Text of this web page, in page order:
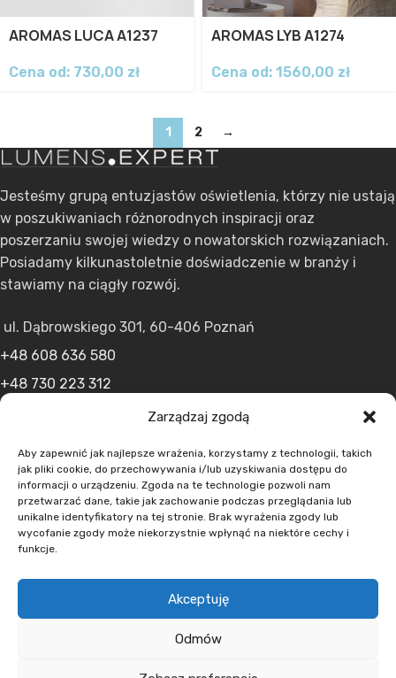
Zarządzaj zgodą
Aby zapewnić jak najlepsze wrażenia, korzystamy z technologii, takich
jak pliki cookie, do przechowywania i/lub uzyskiwania dostępu do
informacji o urządzeniu. Zgoda na te technologie pozwoli nam
przetwarzać dane, takie jak zachowanie podczas przeglądania lub
unikalne identyfikatory na tej stronie. Brak wyrażenia zgody lub
wycofanie zgody może niekorzystnie wpłynąć na niektóre cechy i
funkcje.
Akceptuję
Odmów
AROMAS LUCA A1237
Cena od: 730,00 zł
AROMAS LYB A1274
Cena od: 1560,00 zł
1 2 →
Jesteśmy grupą entuzjastów oświetlenia, którzy nie ustają
w poszukiwaniach różnorodnych inspiracji oraz
poszerzaniu swojej wiedzy o nowatorskich rozwiązaniach.
Posiadamy kilkunastoletnie doświadczenie w branży i
stawiamy na ciągły rozwój.
ul. Dąbrowskiego 301, 60-406 Poznań
+48 608 636 580
+48 730 223 312
MENU
O nas